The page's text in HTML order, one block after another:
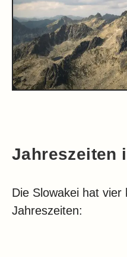
Jahreszeiten
Die Slowakei hat vier
Jahreszeiten: